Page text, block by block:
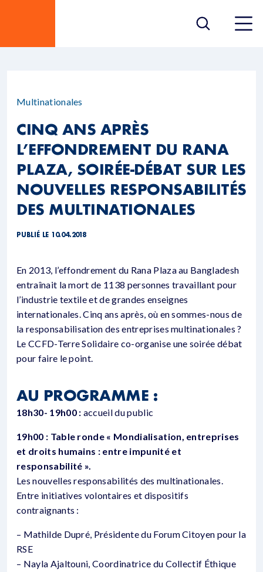
Multinationales
CINQ ANS APRÈS
L’EFFONDREMENT DU RANA
PLAZA, SOIRÉE-DÉBAT SUR LES
NOUVELLES RESPONSABILITÉS
DES MULTINATIONALES
PUBLIÉ LE 10.04.2018
En 2013, l’effondrement du Rana Plaza au Bangladesh
entraînait la mort de 1138 personnes travaillant pour
l’industrie textile et de grandes enseignes
internationales. Cinq ans après, où en sommes-nous de
la responsabilisation des entreprises multinationales ?
Le CCFD-Terre Solidaire co-organise une soirée débat
pour faire le point.
AU PROGRAMME :
18h30- 19h00 : accueil du public
19h00 : Table ronde « Mondialisation, entreprises
et droits humains : entre impunité et
responsabilité ».
Les nouvelles responsabilités des multinationales.
Entre initiatives volontaires et dispositifs
contraignants :
– Mathilde Dupré, Présidente du Forum Citoyen pour la
RSE
– Nayla Ajaltouni, Coordinatrice du Collectif Éthique